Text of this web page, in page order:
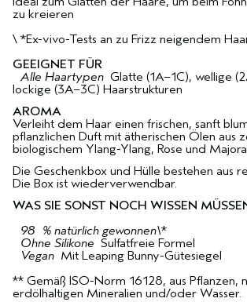
zu kreieren
\ *Ex-vivo-Tests an zu Frizz neigendem
GEEIGNET FÜR
Alle Haartypen Glatte (1A–1C), wellige
lockige (3A–3C) Haarstrukturen
AROMA
Verleiht dem Haar einen frischen, sanft
pflanzlichen Duft mit ätherischen Ölen aus
biologischem Ylang-Ylang, Rose und
Die Geschenkbox und Hülle bestehen aus
Die Box ist wiederverwendbar.
WAS SIE SONST NOCH WISSEN
98 % natürlich gewonnen\*
Ohne Silikone Sulfatfreie Formel
Vegan Mit Leaping Bunny-Gütesiegel
** Gemäß ISO-Norm 16128, aus Pflanzen,
erdölhaltigen Mineralien und/oder Wasser.